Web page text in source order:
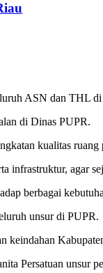
ASN dan THL
di Dinas PUPR.
kualitas
infrastruktur, agar
berbagai
unsur di PUPR.
Persatuan unsur